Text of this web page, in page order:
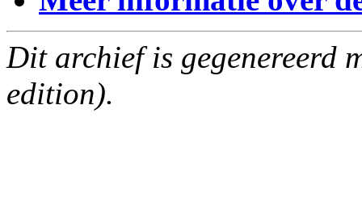
Dit archief is gegenereerd
edition).